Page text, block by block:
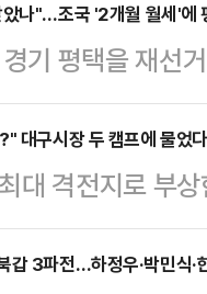
을 구사하며 기
와 현장 간담회
후보는 중앙
레임에 방점을
다는 '현장 접점
나"…조국 '2개월 월세'에
기 평택을 재선
운 변수로 떠오
받아온 상황에
지역 정치권과
뿌리내리겠다는
치권에 따르면,
대구시장 두 캠프에 물었
대 격전지로 부
확정한 더불어
위 내로 좁혀지
갑 3파전…하정우·박민식·